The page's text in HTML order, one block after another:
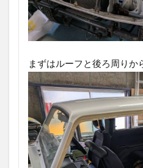
まずはルーフと後ろ周りか